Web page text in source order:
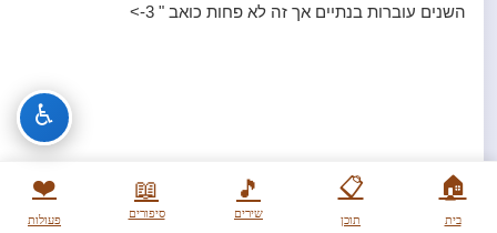
🏠
בית
📋
תוכן
🎵
שירים
📖
סיפורים
❤️
פעולות
השנים עוברות בנתיים אך זה לא פחות כואב " 3->
" . . גברים הם כמו צל ,
- שתרדפי אחריהם הם יברחו ממך ,
♿